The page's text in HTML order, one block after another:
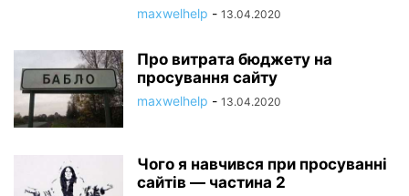
maxwelhelp - 13.04.2020
Про витрата бюджету на
просування сайту
maxwelhelp - 13.04.2020
Чого я навчився при просуванні
сайтів — частина 2